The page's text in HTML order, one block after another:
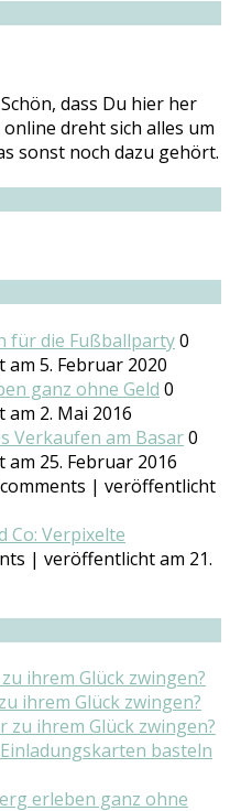
dass Du hier her
dreht sich alles um
sonst noch dazu gehört.
für die Fußballparty0
5. Februar 2020
ganz ohne Geld 0
2. Mai 2016
Verkaufen am Basar0
25. Februar 2016
| veröffentlicht
Co: Verpixelte
| veröffentlicht am 21.
ihrem Glück zwingen?
ihrem Glück zwingen?
zu ihrem Glück zwingen?
Einladungskarten basteln
erleben ganz ohne